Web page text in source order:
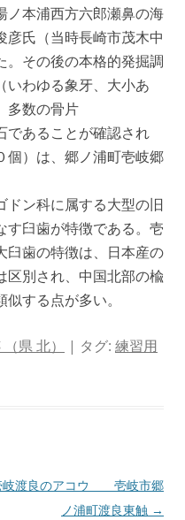
ノ本浦西方六郎瀬鼻の海
彦氏（当時長崎市茂木中
。その後の本格的発掘調
いわゆる象牙、大小あ
多数の骨片
であることが確認され
個）は、郷ノ浦町壱岐郷
ドン科に属する大型の旧
す臼歯が特徴である。壱
臼歯の特徴は、日本産の
区別され、中国北部の楡
する点が多い。
県 北） | タグ: 練習用
岐渡良のアコウ 壱岐市郷
ノ浦町渡良東触 →